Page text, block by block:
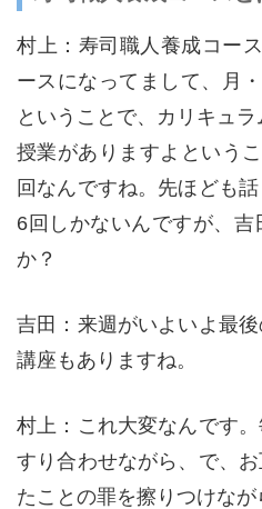
村上：寿司職人養成コー
ースになってまして、月
ということで、カリキュ
授業がありますよという
回なんですね。先ほども
6回しかないんですが、吉
か？
吉田：来週がいよいよ最
講座もありますね。
村上：これ大変なんです
すり合わせながら、で、
たことの罪を擦りつけなが